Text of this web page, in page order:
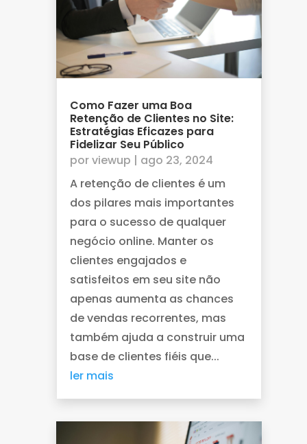
Como Fazer uma Boa
Retenção de Clientes no Site:
Estratégias Eficazes para
Fidelizar Seu Público
porviewup | ago 23, 2024
A retenção de clientes é um
dos pilares mais importantes
para o sucesso de qualquer
negócio online. Manter os
clientes engajados e
satisfeitos em seu site não
apenas aumenta as chances
de vendas recorrentes, mas
também ajuda a construir uma
base de clientes fiéis que...
ler mais